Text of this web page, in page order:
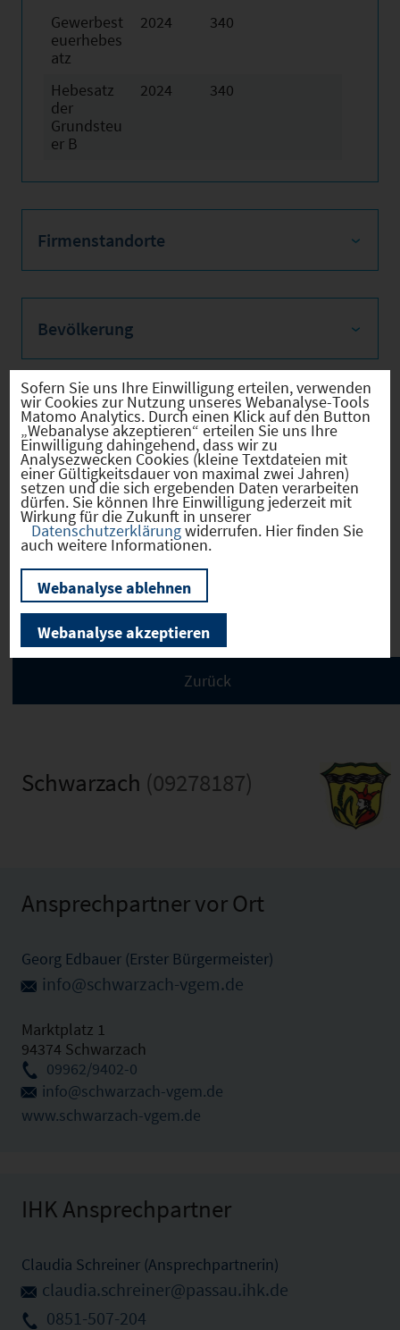
Gewerbest
euerhebes
atz
2024 340
Hebesatz
der
Grundsteu
er B
2024 340
Firmenstandorte
Bevölkerung
Sozialvers. Beschäftigte
Verkehrsinfrastruktur
Kommunale Infrastruktur
Schwarzach (09278187)
Ansprechpartner vor Ort
Georg Edbauer (Erster Bürgermeister)
info@schwarzach-vgem.de
Marktplatz 1
94374 Schwarzach
09962/9402-0
info@schwarzach-vgem.de
www.schwarzach-vgem.de
IHK Ansprechpartner
Claudia Schreiner (Ansprechpartnerin)
claudia.schreiner@passau.ihk.de
0851-507-204
Sofern Sie uns Ihre Einwilligung erteilen, verwenden
wir Cookies zur Nutzung unseres Webanalyse-Tools
Matomo Analytics. Durch einen Klick auf den Button
„Webanalyse akzeptieren“ erteilen Sie uns Ihre
Einwilligung dahingehend, dass wir zu
Analysezwecken Cookies (kleine Textdateien mit
einer Gültigkeitsdauer von maximal zwei Jahren)
setzen und die sich ergebenden Daten verarbeiten
dürfen. Sie können Ihre Einwilligung jederzeit mit
Wirkung für die Zukunft in unserer
Datenschutzerklärungwiderrufen. Hier finden Sie
auch weitere Informationen.
Webanalyse ablehnen
Webanalyse akzeptieren